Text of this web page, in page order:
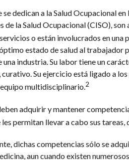
se dedican a la Salud Ocupacional
de la Salud Ocupacional (CISO),
o están involucrados en una
estado de salud al trabajador
una industria. Su labor tiene un
Su ejercicio está ligado a
multidisciplinario.2
adquirir y mantener
permitan llevar a cabo sus
dichas competencias sólo se
aun cuando existen